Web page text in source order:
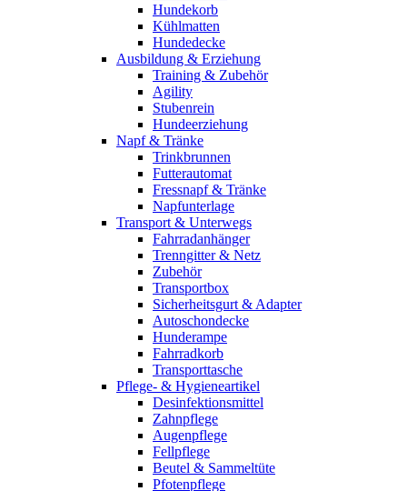
Hundekorb
Kühlmatten
Hundedecke
Ausbildung & Erziehung
Training & Zubehör
Agility
Stubenrein
Hundeerziehung
Napf & Tränke
Trinkbrunnen
Futterautomat
Fressnapf & Tränke
Napfunterlage
Transport & Unterwegs
Fahrradanhänger
Trenngitter & Netz
Zubehör
Transportbox
Sicherheitsgurt & Adapter
Autoschondecke
Hunderampe
Fahrradkorb
Transporttasche
Pflege- & Hygieneartikel
Desinfektionsmittel
Zahnpflege
Augenpflege
Fellpflege
Beutel & Sammeltüte
Pfotenpflege